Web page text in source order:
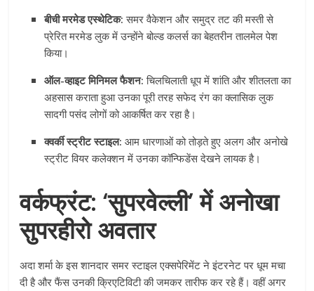
बीची मरमेड एस्थेटिक: समर वैकेशन और समुद्र तट की मस्ती से
प्रेरित मरमेड लुक में उन्होंने बोल्ड कलर्स का बेहतरीन तालमेल पेश
किया।
ऑल-व्हाइट मिनिमल फैशन: चिलचिलाती धूप में शांति और शीतलता का
अहसास कराता हुआ उनका पूरी तरह सफेद रंग का क्लासिक लुक
सादगी पसंद लोगों को आकर्षित कर रहा है।
क्वर्की स्ट्रीट स्टाइल: आम धारणाओं को तोड़ते हुए अलग और अनोखे
स्ट्रीट वियर कलेक्शन में उनका कॉन्फिडेंस देखने लायक है।
वर्कफ्रंट: ‘सुपरवेल्ली’ में अनोखा
सुपरहीरो अवतार
अदा शर्मा के इस शानदार समर स्टाइल एक्सपेरिमेंट ने इंटरनेट पर धूम मचा
दी है और फैंस उनकी क्रिएटिविटी की जमकर तारीफ कर रहे हैं। वहीं अगर